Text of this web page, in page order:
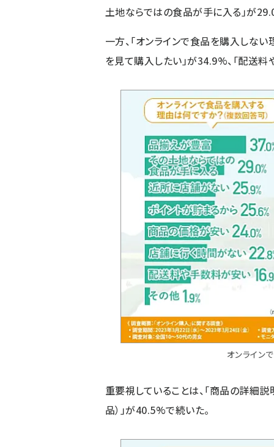
土地ならではの食品が手に入る」が
一方、「オンラインで食品を購入しない
を見て購入したい」が34.9%、「配送
オンライン
重要視していることは、「商品の詳細説
品）」が40.5%で続いた。